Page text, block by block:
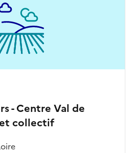
- Centre Val de
collectif